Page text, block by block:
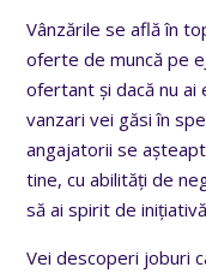
Vânzările se află în
oferte de muncă pe
ofertant și dacă nu ai
vanzari vei găsi în
angajatorii se
tine, cu abilități de
să ai spirit de
Vei descoperi joburi